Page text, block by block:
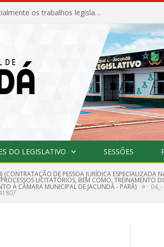
Câmara Municipal de Jacundá abre oficialmente os trabalhos legislativos de 2026
DO LEGISLATIVO SESSÕES
DE PESSOA JURÍDICA ESPECIALIZADA
LICITATÓRIOS, BEM COMO, TREINAMENTO
À CÂMARA MUNICIPAL DE JACUNDÁ - PARÁ) » 04_-